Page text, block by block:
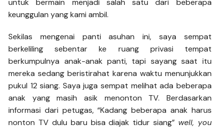
untuk bermain menjadi salah satu dari beberapa
keunggulan yang kami ambil.
Sekilas mengenai panti asuhan ini, saya sempat
berkeliling sebentar ke ruang privasi tempat
berkumpulnya anak-anak panti, tapi sayang saat itu
mereka sedang beristirahat karena waktu menunjukkan
pukul 12 siang. Saya juga sempat melihat ada beberapa
anak yang masih asik menonton TV. Berdasarkan
informasi dari petugas, “Kadang beberapa anak harus
nonton TV dulu baru bisa diajak tidur siang” well, you